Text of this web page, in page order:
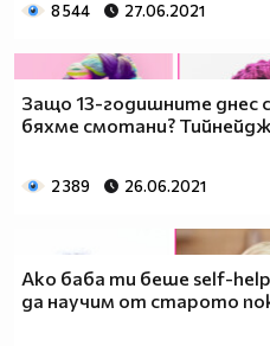
8 544 27.06.2021
Защо 13-годишните днес
бяхме смотани?
2 389 26.06.2021
Ако баба ти беше self-
да научим от старото